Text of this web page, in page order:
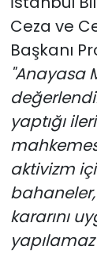
Ceza ve
Başkanı
"Anayasa
yaptığı
aktivizm
kararını